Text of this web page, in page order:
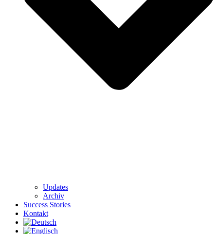
Updates
Archiv
Success Stories
Kontakt